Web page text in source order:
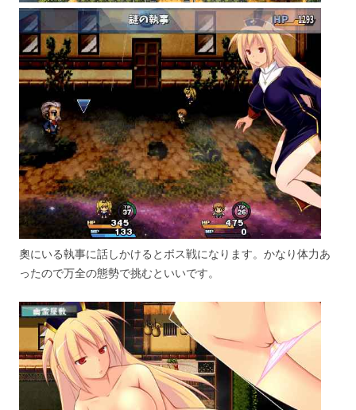
奧にいる執事に話しかけるとボス戦になります。かなり体力あ
ったので万全の態勢で挑むといいです。